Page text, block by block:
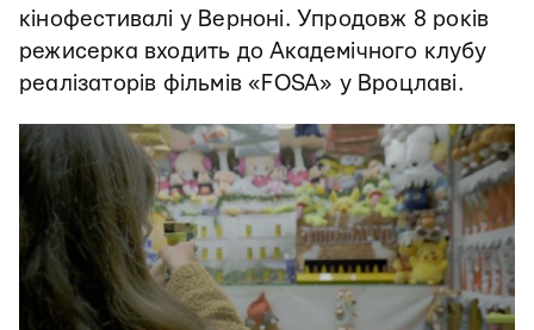
кінофестивалі у Верноні. Упродовж 8 років
режисерка входить до Академічного клубу
реалізаторів фільмів «FOSA» у Вроцлаві.